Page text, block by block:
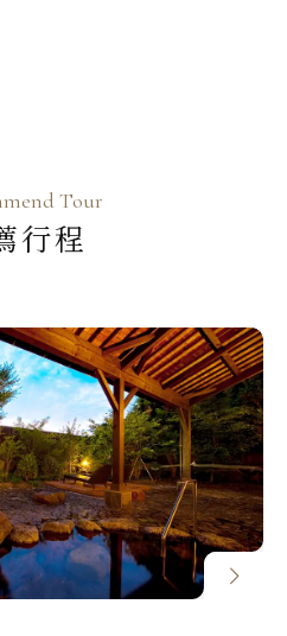
其旅行業責任保險
團領隊會合跟離開」
點不同簡稱外站
保險』與個人自費承
不同！
業責任保險係在旅行
旅遊期間內，發生
旅遊團員身體受有傷
死亡或醫療費用時，
團員或其受益人，
每位團費優惠
恕無法指定房型。
定連通房或一家人的
或鄰近，敬請見諒！
導遊於外站時，注意
無法保證）
序以航空公司安排為
理退票：A.星宇航
」與過敏「甲殼
貴賓，請於報名時告
盡能力為您調整餐食
、奶蛋，湯底也大多
湯熬煮；貴賓如能接
式素食、台灣蛋奶素
排，其他素食模式恕
鮮、少油是日本餐
之類是常態。
要求已影響餐廳選
怕麻煩不願接受預
役義務男子），需蓋
尚未履行兵役義務」
關時查驗。
種章：
部或其授權之單位核
『出國核准：( 年
國 字第 號核准)
Tour
行程